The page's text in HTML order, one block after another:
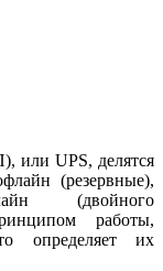
или UPS, делятся
(резервные),
(двойного
работы,
определяет их